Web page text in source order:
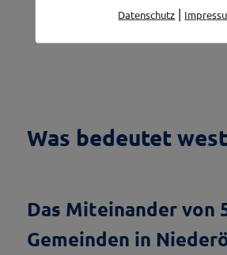
Was bedeutet
Das Miteinander von
Gemeinden in
Datenschutz |